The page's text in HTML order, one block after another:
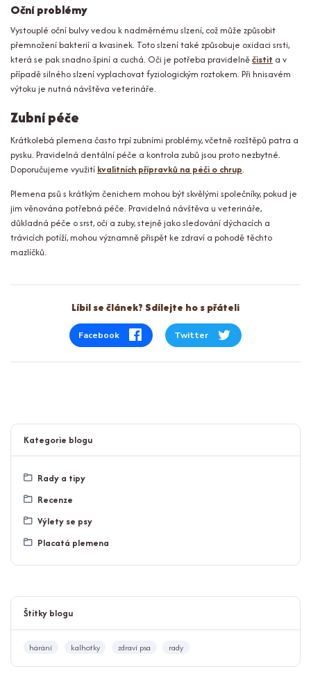
Kategorie blogu
Rady a tipy
Recenze
Výlety se psy
Placatá plemena
Štítky blogu
hárání kalhotky zdraví psa rady
Oční problémy
Vystouplé oční bulvy vedou k nadměrnému slzení, což může způsobit
přemnožení bakterií a kvasinek. Toto slzení také způsobuje oxidaci srsti,
která se pak snadno špiní a cuchá. Oči je potřeba pravidelněčistit a v
případě silného slzení vyplachovat fyziologickým roztokem. Při hnisavém
výtoku je nutná návštěva veterináře.
Zubní péče
Krátkolebá plemena často trpí zubními problémy, včetně rozštěpů patra a
pysku. Pravidelná dentální péče a kontrola zubů jsou proto nezbytné.
Doporučujeme využití kvalitních přípravků na péči o chrup.
Plemena psů s krátkým čenichem mohou být skvělými společníky, pokud je
jim věnována potřebná péče. Pravidelná návštěva u veterináře,
důkladná péče o srst, oči a zuby, stejně jako sledování dýchacích a
trávicích potíží, mohou významně přispět ke zdraví a pohodě těchto
mazlíčků.
Líbil se článek? Sdílejte ho s přáteli
Facebook Twitter